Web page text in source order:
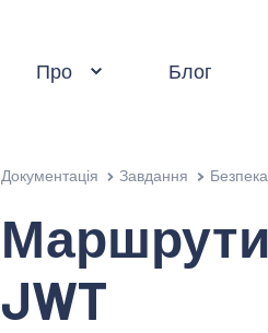
Про Блог
Документація Завдання Безпека
JWT